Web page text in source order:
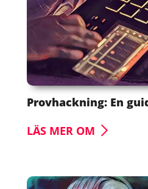
Provhackning: En
LÄS MER OM